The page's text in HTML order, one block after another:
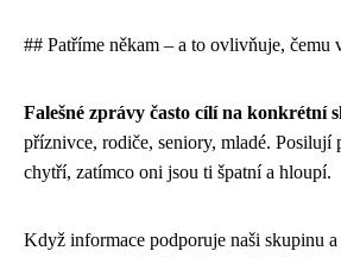
## Patříme někam – a to ovlivňuje, čemu
Falešné zprávy často cílí na konkrétní
příznivce, rodiče, seniory, mladé. Posilují
chytří, zatímco oni jsou ti špatní a hloupí.
Když informace podporuje naši skupinu